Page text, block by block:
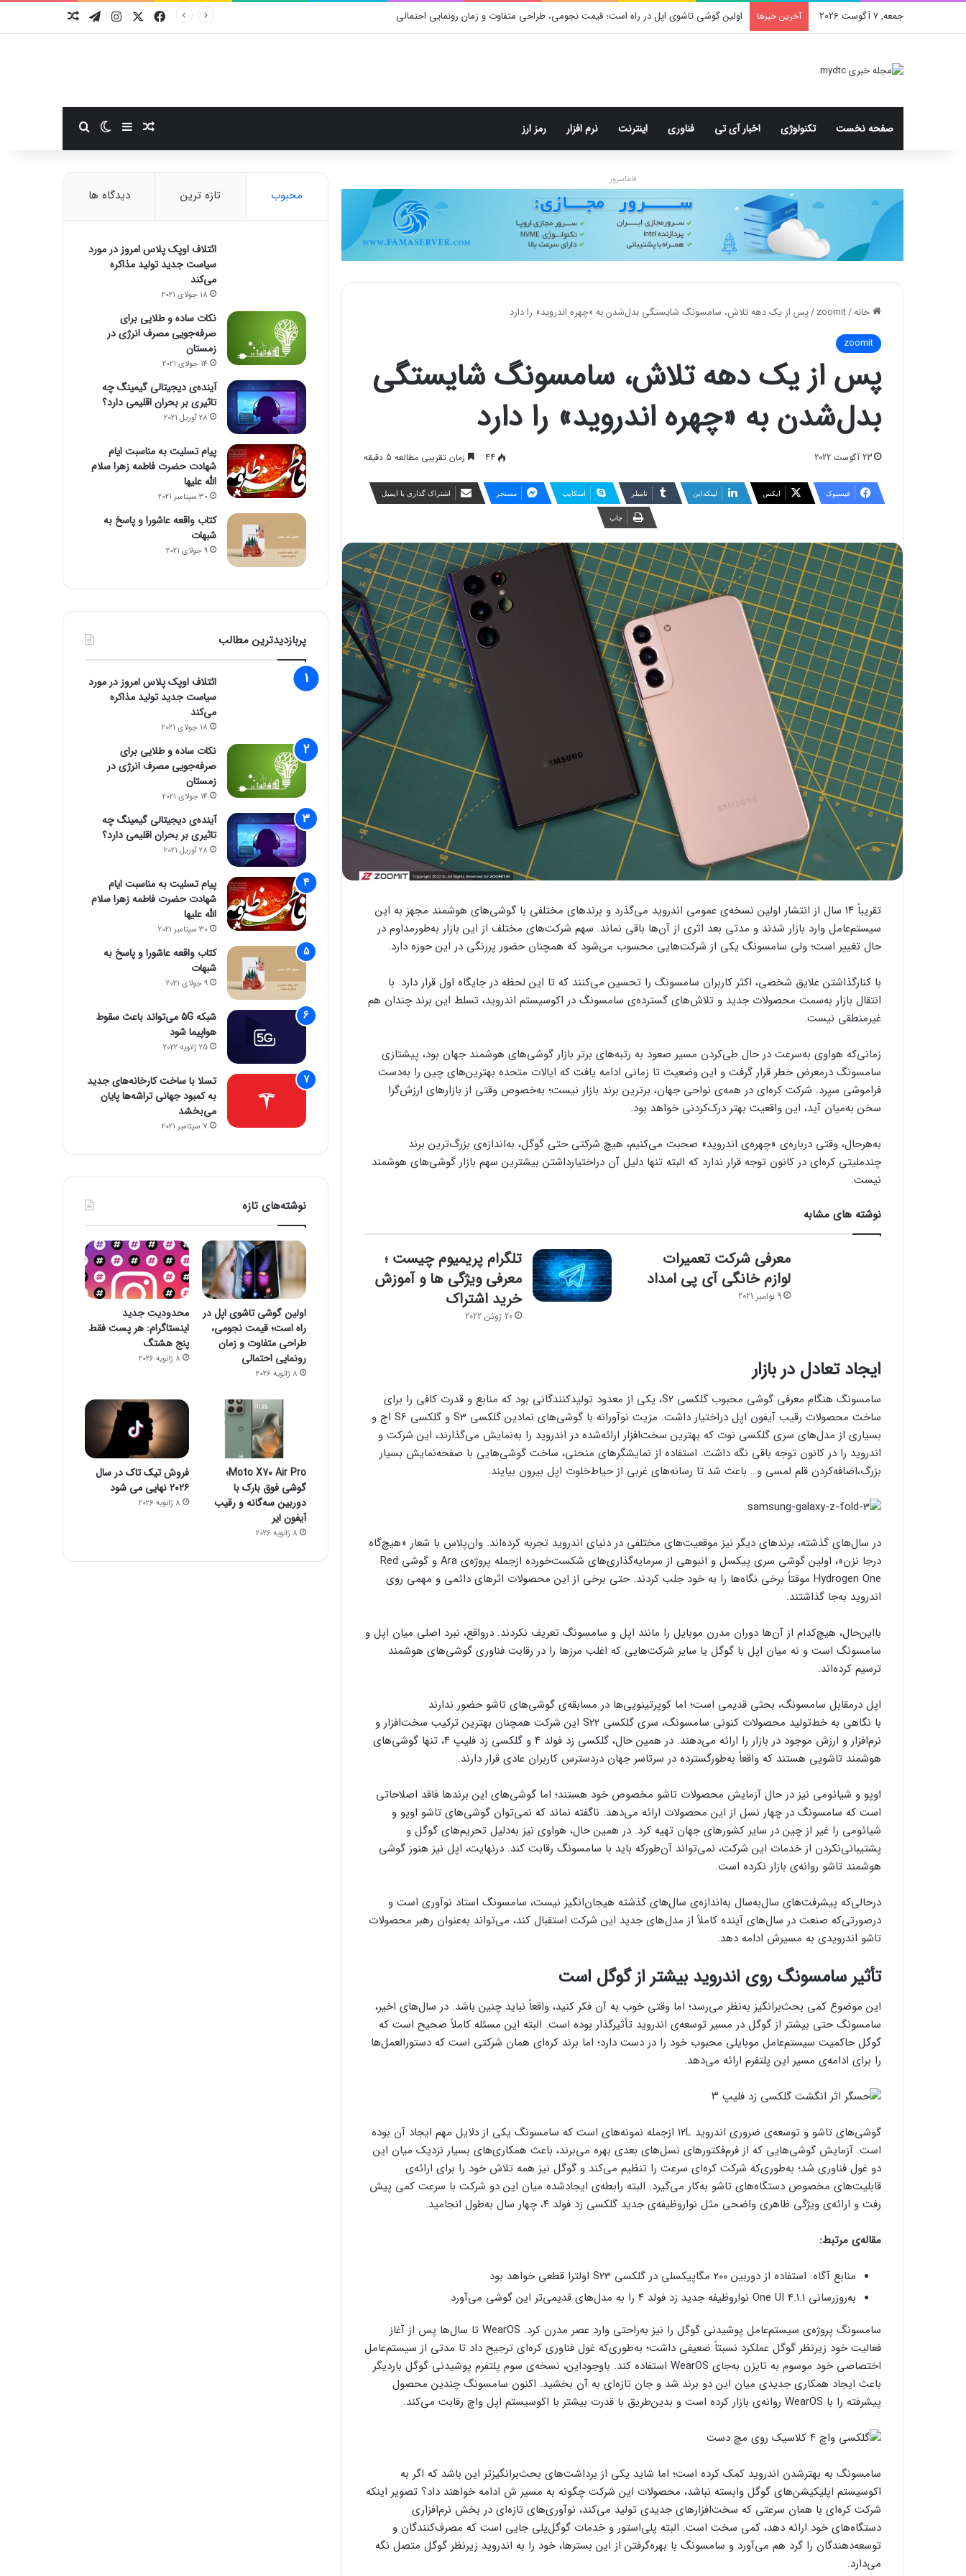
جمعه, 7 آگوست 2026 آخرین خبرها اولین گوشی تاشوی اپل در راه است؛ قیمت نجومی، طراحی متفاوت و زمان رونمایی احتمالی فیسبوکایکس اینستاگرام
تلگرام
صفحه نخست تکنولوژی اخبار آی تی فناوری اینترنت نرم افزار رمز ارز نوشته تصادفی
سایدبارتغییر پوسته
فاماسرور
خانه/
zoomit
/پس از یک‌ دهه تلاش، سامسونگ شایستگی بدل‌شدن به «چهره اندروید» را دارد
zoomit
پس از یک‌ دهه تلاش، سامسونگ شایستگی
بدل‌شدن به «چهره اندروید» را دارد
23 آگوست 2022 44 زمان تقریبی مطالعه 5 دقیقه
فیسبوک ایکس لینکداین تامبلر اسکایپ مسنجر اشتراک گذاری با ایمیل
چاپ
تقریباً ۱۴ سال از انتشار اولین نسخه‌ی عمومی اندروید می‌گذرد و برندهای مختلفی با گوشی‌های هوشمند مجهز به این
سیستم‌عامل وارد بازار شدند و مدتی بعد اثری از آن‌ها باقی نماند. سهم شرکت‌های مختلف از این بازار به‌طورمداوم در
حال تغییر است؛ ولی سامسونگ یکی از شرکت‌هایی محسوب می‌شود که همچنان حضور پررنگی در این حوزه دارد.
با کنارگذاشتن علایق‌ شخصی، اکثر کاربران سامسونگ را تحسین می‌کنند که تا این‌ لحظه در جایگاه اول قرار دارد. با
انتقال بازار به‌سمت محصولات جدید و تلاش‌های گسترده‌ی سامسونگ در اکوسیستم اندروید، تسلط این برند چندان هم
غیرمنطقی نیست.
زمانی‌که هواوی به‌سرعت در حال طی‌کردن مسیر صعود به رتبه‌های برتر بازار گوشی‌های هوشمند جهان بود، پیشتازی
سامسونگ درمعرض خطر قرار گرفت و این وضعیت تا زمانی‌ ادامه یافت که ایالات متحده بهترین‌های چین را به‌‌دست
فراموشی سپرد. شرکت کره‌ای در همه‌ی نواحی جهان، برترین برند بازار نیست؛ به‌خصوص وقتی از بازارهای ارزش‌گرا
سخن به‌میان آید، این واقعیت بهتر درک‌کردنی خواهد بود.
به‌هرحال، وقتی درباره‌ی «چهره‌ی اندروید» صحبت می‌کنیم، هیچ شرکتی حتی گوگل، به‌اندازه‌ی بزرگ‌ترین برند
چندملیتی کره‌ای در کانون توجه قرار ندارد که البته تنها دلیل آن دراختیار‌داشتن بیشترین سهم بازار گوشی‌های هوشمند
نیست.
نوشته های مشابه
معرفی شرکت تعمیرات
لوازم خانگی آی پی امداد
9 نوامبر 2021
تلگرام پریمیوم چیست ؛
معرفی ویژگی ها و آموزش
خرید اشتراک
20 ژوئن 2022
ایجاد تعادل در بازار
سامسونگ هنگام معرفی گوشی محبوب گلکسی S2، یکی از معدود تولیدکنندگانی بود که منابع و قدرت کافی را برای
ساخت محصولات رقیب آیفون اپل دراختیار داشت. مزیت نوآورانه‌ با گوشی‌های نمادین گلکسی S3 و گلکسی S6 اج و
بسیاری از مدل‌های سری گلکسی نوت که بهترین سخت‌افزار ارائه‌شده در اندروید را به‌نمایش می‌گذارند، این شرکت و
اندروید را در کانون توجه باقی نگه داشت. استفاده از نمایشگرهای منحنی، ساخت گوشی‌هایی با صفحه‌نمایش بسیار
بزرگ،اضافه‌کردن قلم لمسی و… باعث شد تا رسانه‌های غربی از حیاط‌خلوت اپل بیرون بیایند.
در سال‌های گذشته، برندهای دیگر نیز موقعیت‌های مختلفی در دنیای اندروید تجربه کرده‌اند. وان‌پلاس با شعار «هیچ‌گاه
درجا نزن»، اولین گوشی سری پیکسل و انبوهی از سرمایه‌گذاری‌های شکست‌خورده ازجمله پروژه‌ی Ara و گوشی Red
Hydrogen One موقتاً برخی نگاه‌ها را به خود جلب کردند. حتی برخی از این محصولات اثرهای دائمی و مهمی روی
اندروید به‌جا گذاشتند.
بااین‌حال، هیچ‌کدام از آن‌ها دوران مدرن موبایل را مانند اپل و سامسونگ تعریف نکردند. درواقع، نبرد اصلی میان اپل و
سامسونگ است و نه میان اپل با گوگل یا سایر شرکت‌هایی که اغلب مرزها را در رقابت فناوری گوشی‌های هوشمند
ترسیم کرده‌اند.
اپل درمقابل سامسونگ، بحثی قدیمی است؛ اما کوپرتینویی‌ها در مسابقه‌ی گوشی‌های تاشو حضور ندارند
با نگاهی به خط‌تولید محصولات کنونی سامسونگ، سری گلکسی S22 این شرکت همچنان بهترین ترکیب سخت‌افزار و
نرم‌افزار و ارزش موجود در بازار را ارائه می‌دهند. در همین‌ حال، گلکسی زد فولد ۴ و گلکسی زد فلیپ ۴، تنها گوشی‌های
هوشمند تاشویی هستند که واقعاً به‌طورگسترده در سرتاسر جهان دردسترس کاربران عادی قرار دارند.
اوپو و شیائومی نیز در حال‌ آزمایش محصولات تاشو مخصوص خود هستند؛ اما گوشی‌های این برندها فاقد اصلاحاتی
است که سامسونگ در چهار نسل از این محصولات ارائه می‌دهد. ناگفته نماند که نمی‌توان گوشی‌های تاشو اوپو و
شیائومی را غیر از چین در سایر کشورهای جهان تهیه کرد. در همین‌ حال، هواوی نیز به‌دلیل تحریم‌های گوگل و
پشتیبانی‌نکردن از خدمات این شرکت، نمی‌تواند‌ آن‌طور‌که باید با سامسونگ رقابت کند. درنهایت، اپل نیز هنوز گوشی
هوشمند تاشو روانه‌ی بازار نکرده است.
درحالی‌که پیشرفت‌های سال‌به‌سال به‌اندازه‌ی سال‌های گذشته هیجان‌انگیز نیست، سامسونگ استاد نوآوری است و
درصورتی‌که صنعت در سال‌های آینده کاملاً از مدل‌های جدید این شرکت استقبال کند، می‌تواند به‌عنوان رهبر محصولات
تاشو اندرویدی به مسیرش ادامه دهد.
تأثیر سامسونگ روی اندروید بیشتر از گوگل است
این موضوع کمی بحث‌برانگیز به‌نظر می‌رسد؛ اما وقتی خوب به آن فکر کنید، واقعاً نباید چنین باشد. در سال‌های اخیر،
سامسونگ حتی بیشتر از گوگل در مسیر توسعه‌ی اندروید تأثیرگذار بوده است. البته این مسئله کاملاً صحیح است که
گوگل حاکمیت سیستم‌عامل موبایلی محبوب خود را در دست دارد؛ اما برند کره‌ای همان شرکتی است که دستورالعمل‌ها
را برای ادامه‌ی مسیر این پلتفرم ارائه می‌دهد.
گوشی‌های تاشو و توسعه‌ی ضروری اندروید 12L ازجمله نمونه‌های است که سامسونگ یکی از دلایل مهم ایجاد آن بوده
است. آزمایش گوشی‌هایی که از فرم‌فکتورهای نسل‌های بعدی بهره می‌برند، باعث همکاری‌های بسیار نزدیک میان این
دو غول فناوری شد؛ به‌طوری‌که شرکت کره‌ای سرعت را تنظیم می‌کند و گوگل نیز همه‌ تلاش خود را برای ارائه‌ی
قابلیت‌های مخصوص دستگاه‌های تاشو به‌کار می‌گیرد. البته رابطه‌ی ایجادشده میان این دو شرکت با سرعت کمی پیش
رفت و ارائه‌ی ویژگی ظاهری واضحی مثل نواروظیفه‌ی جدید گلکسی زد فولد ۴، چهار سال به‌طول انجامید.
مقاله‌ی مرتبط:
منابع آگاه: استفاده از دوربین ۲۰۰ مگاپیکسلی در گلکسی S23 اولترا قطعی خواهد بود
به‌روزرسانی One UI 4.1.1 نواروظیفه جدید زد فولد ۴ را به مدل‌های قدیمی‌تر این گوشی می‌آورد
سامسونگ پروژه‌ی سیستم‌عامل پوشیدنی گوگل را نیز به‌راحتی وارد عصر مدرن کرد. WearOS تا سال‌ها پس از آغاز
فعالیت خود زیرنظر گوگل عملکرد نسبتاً ضعیفی داشت؛ به‌طوری‌که غول فناوری کره‌ای ترجیح داد تا مدتی از سیستم‌عامل
اختصاصی خود موسوم به تایزن به‌جای WearOS استفاده کند. باوجوداین، نسخه‌ی سوم پلتفرم پوشیدنی گوگل بار‌دیگر
باعث ایجاد همکاری جدیدی میان این دو برند شد و جان تازه‌ای به آن بخشید. اکنون سامسونگ چندین محصول
پیشرفته را با WearOS روانه‌ی بازار کرده است و بدین‌طریق با قدرت بیشتر با اکوسیستم اپل واچ رقابت می‌کند.
سامسونگ به بهترشدن اندروید کمک کرده‌ است؛ اما شاید یکی از برداشت‌های بحث‌برانگیزتر این باشد که اگر به
اکوسیستم اپلیکیشن‌های گوگل وابسته نباشد، محصولات این شرکت چگونه به مسیر ش ادامه خواهند داد؟ تصویر اینکه
شرکت کره‌ای با همان سرعتی که سخت‌افزارهای جدیدی تولید می‌کند، نوآوری‌های تازه‌ای در بخش نرم‌افزاری
دستگاه‌های خود ارائه دهد، کمی سخت است. البته پلی‌استور و خدمات گوگل‌پلی جایی است که مصرف‌کنندگان و
توسعه‌دهندگان را گرد هم می‌آورد و سامسونگ با بهره‌گرفتن از این بسترها، خود را به اندروید زیرنظر گوگل متصل نگه
می‌دارد.
محبوب تازه ترین دیدگاه ها
ائتلاف اوپک پلاس امروز در مورد
سیاست جدید تولید مذاکره
می‌کند
18 جولای 2021
نکات ساده و طلایی برای
صرفه‌جویی مصرف انرژی در
زمستان
14 جولای 2021
آینده‌ی دیجیتالی گیمینگ چه
تاثیری بر بحران اقلیمی دارد؟
28 آوریل 2021
پیام تسلیت به مناسبت ایام
شهادت حضرت فاطمه زهرا سلام
الله علیها
30 سپتامبر 2021
کتاب واقعه عاشورا و پاسخ به
شبهات
9 جولای 2021
پربازدیدترین مطالب
ائتلاف اوپک پلاس امروز در مورد
سیاست جدید تولید مذاکره
می‌کند
18 جولای 2021
نکات ساده و طلایی برای
صرفه‌جویی مصرف انرژی در
زمستان
14 جولای 2021
آینده‌ی دیجیتالی گیمینگ چه
تاثیری بر بحران اقلیمی دارد؟
28 آوریل 2021
پیام تسلیت به مناسبت ایام
شهادت حضرت فاطمه زهرا سلام
الله علیها
30 سپتامبر 2021
کتاب واقعه عاشورا و پاسخ به
شبهات
9 جولای 2021
شبکه 5G می‌تواند باعث سقوط
هواپیما شود
25 ژانویه 2022
تسلا با ساخت کارخانه‌های جدید
به کمبود جهانی تراشه‌ها پایان
می‌بخشد
7 سپتامبر 2021
نوشته‌های تازه
اولین گوشی تاشوی اپل در
راه است؛ قیمت نجومی،
طراحی متفاوت و زمان
رونمایی احتمالی
8 ژانویه 2026
محدودیت جدید
اینستاگرام: هر پست فقط
پنج هشتگ
8 ژانویه 2026
Moto X70 Air Pro؛
گوشی فوق بارک با
دوربین سه‌گانه و رقیب
آیفون ایر
8 ژانویه 2026
فروش تیک تاک در سال
۲۰۲۶ نهایی می شود
8 ژانویه 2026